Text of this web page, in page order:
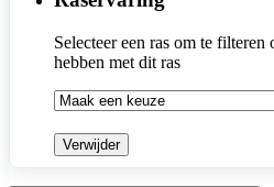
Selecteer een ras om te filteren
hebben met dit ras
Verwijder